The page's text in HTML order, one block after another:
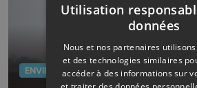
ENVIRONNEMENT
Utilisation
données
Nous et nos partenaires
et des technologies similaires
accéder à des informations sur